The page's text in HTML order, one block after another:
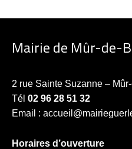
Mairie de Mûr-de-
2 rue Sainte Suzanne –
Tél 02 96 28 51 32
Email :
Horaires d’ouverture